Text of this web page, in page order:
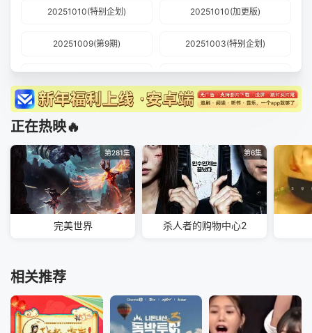
20251010(特别企划) 20251010(加更版)
20251009(第9期) 20251003(特别企划)
20251003(加更版) 20251002(第8期)
20251001(假期日记) 20250927
20250925(第7期) 20250924(假期日记)
20250919(加更版) 20250919(特别企划)
20250912(特别企划) 20250911(第5期)
正在热映🔥
第281集
完美世界
第6集
杀人者的购物中心2
相关推荐